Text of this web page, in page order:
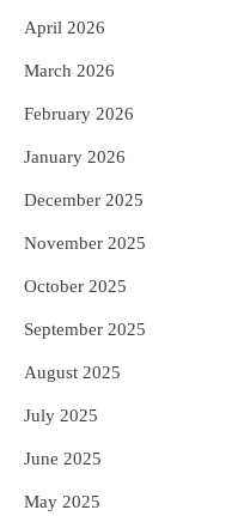
5
April 2026
March 2026
February 2026
January 2026
December 2025
November 2025
October 2025
September 2025
August 2025
July 2025
June 2025
May 2025